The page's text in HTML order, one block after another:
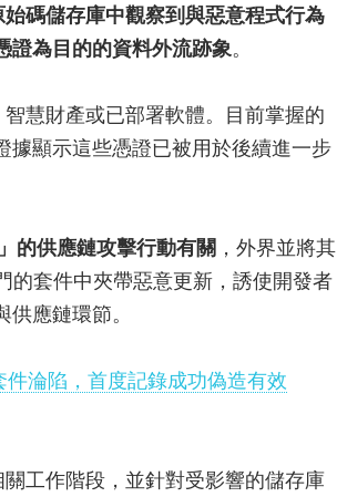
碼儲存庫中觀察到與惡意程式行為
證為目的的資料外流跡象。
慧財產或已部署軟體。目前掌握的
據顯示這些憑證已被用於後續進一步
的供應鏈攻擊行動有關 ，外界並將其
的套件中夾帶惡意更新，誘使開發者
應鏈環節。
淪陷，首度記錄成功偽造有效
工作階段，並針對受影響的儲存庫